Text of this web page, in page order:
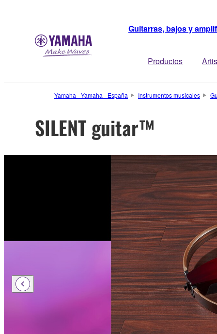
Guitarras, bajos y
Productos
Yamaha - Yamaha - España Instrumentos musicales
SILENT guitar™